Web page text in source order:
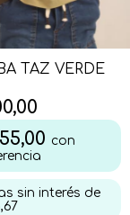
TAZ VERDE
con
sin interés de